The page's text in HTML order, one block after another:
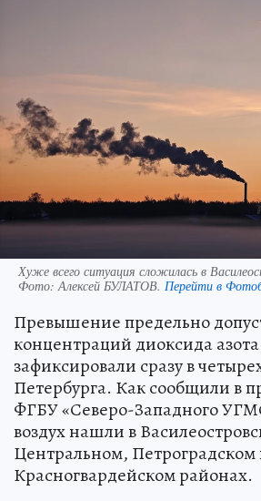
Хуже всего ситуация сложилась в
Фото: Алексей БУЛАТОВ. Перейти в
Превышение предельно
концентраций диоксида
зафиксировали сразу в
Петербурга. Как сообщили в
ФГБУ «Северо-Западного
воздух нашли в
Центральном, Петроградском
Красногвардейском районах.